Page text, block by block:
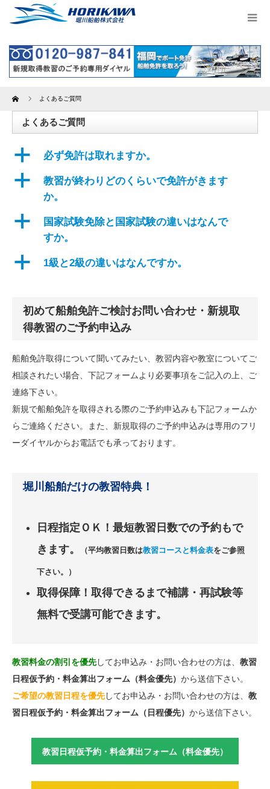
Home よくあるご質問
よくあるご質問
a 必ず免許は取れますか。
a
教習が終わりどのくらいで免許がきます
か。
a
国家試験免除と国家試験の違いはなんで
すか。
a 1級と2級の違いはなんですか。
初めて船舶免許ご検討お問い合わせ・新規取
得教習のご予約申込み
船舶免許取得について聞いてみたい、教習内容や教室についてご
相談されたい場合、下記フォームより必要事項をご記入の上、ご
連絡下さい。
新規で船舶免許を取得される際のご予約申込みも下記フォームか
らご連絡ください。また、新規取得のご予約申込みは専用のフリ
ーダイヤルからお電話でも承っております。
堀川船舶だけの教習特典！
日程指定ＯＫ！最短教習日数での予約もで
きます。
（平均教習日数は教習コースと料金表をご参照
下さい。）
取得保障！取得できるまで補講・再試験等
無料で受講可能できます。
教習料金の割引を優先してお申込み・お問い合わせの方は、 教習
日程仮予約・料金算出フォーム（料金優先） から送信下さい。
ご希望の教習日程を優先してお申込み・お問い合わせの方は、 教
習日程仮予約・料金算出フォーム（日程優先） から送信下さい。
教習日程仮予約・料金算出フォーム（料金優先）